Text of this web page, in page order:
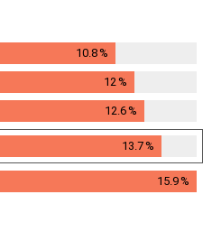
10.8%
12%
12.6%
13.7%
15.9%